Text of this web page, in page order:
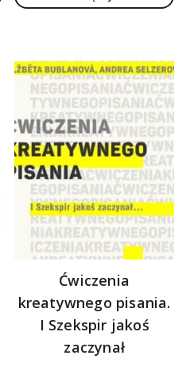
Ćwiczenia
kreatywnego pisania.
I Szekspir jakoś
zaczynał